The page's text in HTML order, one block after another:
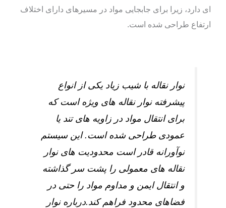
ای دارد، زیرا برای جابجایی مواد در مسیرهای دارای اختلاف
ارتفاع طراحی شده است.
نوار نقاله با شیب زیاد یکی از انواع
پیشرفته نوار نقاله‌ های ویژه است که
برای انتقال مواد در زاویه‌ های تند یا
عمودی طراحی شده است. این سیستم
نوآورانه قادر است محدودیت‌ های نوار
نقاله‌ های معمولی را پشت سر گذاشته
و انتقال ایمن و مداوم مواد را حتی در
فضاهای محدود فراهم کند.درباره نوار